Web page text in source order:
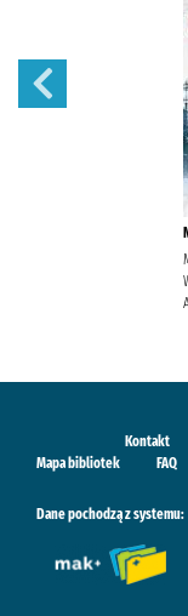
Kontakt
Mapa bibliotek
FAQ
Dane pochodzą z systemu: